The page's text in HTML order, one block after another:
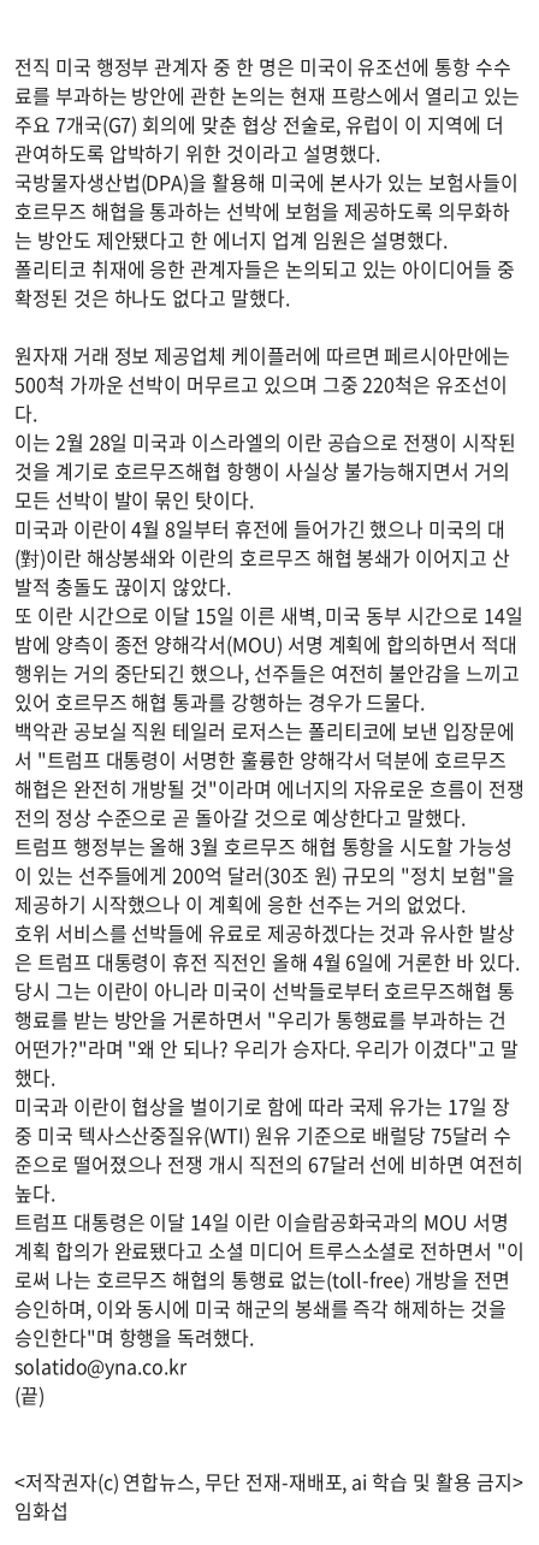
전직 미국 행정부 관계자 중 한 명은 미국이 유조선에 통항 수수
료를 부과하는 방안에 관한 논의는 현재 프랑스에서 열리고 있는
주요 7개국(G7) 회의에 맞춘 협상 전술로, 유럽이 이 지역에 더
관여하도록 압박하기 위한 것이라고 설명했다.
국방물자생산법(DPA)을 활용해 미국에 본사가 있는 보험사들이
호르무즈 해협을 통과하는 선박에 보험을 제공하도록 의무화하
는 방안도 제안됐다고 한 에너지 업계 임원은 설명했다.
폴리티코 취재에 응한 관계자들은 논의되고 있는 아이디어들 중
확정된 것은 하나도 없다고 말했다.
원자재 거래 정보 제공업체 케이플러에 따르면 페르시아만에는
500척 가까운 선박이 머무르고 있으며 그중 220척은 유조선이
다.
이는 2월 28일 미국과 이스라엘의 이란 공습으로 전쟁이 시작된
것을 계기로 호르무즈해협 항행이 사실상 불가능해지면서 거의
모든 선박이 발이 묶인 탓이다.
미국과 이란이 4월 8일부터 휴전에 들어가긴 했으나 미국의 대
(對)이란 해상봉쇄와 이란의 호르무즈 해협 봉쇄가 이어지고 산
발적 충돌도 끊이지 않았다.
또 이란 시간으로 이달 15일 이른 새벽, 미국 동부 시간으로 14일
밤에 양측이 종전 양해각서(MOU) 서명 계획에 합의하면서 적대
행위는 거의 중단되긴 했으나, 선주들은 여전히 불안감을 느끼고
있어 호르무즈 해협 통과를 강행하는 경우가 드물다.
백악관 공보실 직원 테일러 로저스는 폴리티코에 보낸 입장문에
서 "트럼프 대통령이 서명한 훌륭한 양해각서 덕분에 호르무즈
해협은 완전히 개방될 것"이라며 에너지의 자유로운 흐름이 전쟁
전의 정상 수준으로 곧 돌아갈 것으로 예상한다고 말했다.
트럼프 행정부는 올해 3월 호르무즈 해협 통항을 시도할 가능성
이 있는 선주들에게 200억 달러(30조 원) 규모의 "정치 보험"을
제공하기 시작했으나 이 계획에 응한 선주는 거의 없었다.
호위 서비스를 선박들에 유료로 제공하겠다는 것과 유사한 발상
은 트럼프 대통령이 휴전 직전인 올해 4월 6일에 거론한 바 있다.
당시 그는 이란이 아니라 미국이 선박들로부터 호르무즈해협 통
행료를 받는 방안을 거론하면서 "우리가 통행료를 부과하는 건
어떤가?"라며 "왜 안 되나? 우리가 승자다. 우리가 이겼다"고 말
했다.
미국과 이란이 협상을 벌이기로 함에 따라 국제 유가는 17일 장
중 미국 텍사스산중질유(WTI) 원유 기준으로 배럴당 75달러 수
준으로 떨어졌으나 전쟁 개시 직전의 67달러 선에 비하면 여전히
높다.
트럼프 대통령은 이달 14일 이란 이슬람공화국과의 MOU 서명
계획 합의가 완료됐다고 소셜 미디어 트루스소셜로 전하면서 "이
로써 나는 호르무즈 해협의 통행료 없는(toll-free) 개방을 전면
승인하며, 이와 동시에 미국 해군의 봉쇄를 즉각 해제하는 것을
승인한다"며 항행을 독려했다.
solatido@yna.co.kr
(끝)
<저작권자(c) 연합뉴스, 무단 전재-재배포, ai 학습 및 활용 금지>
임화섭